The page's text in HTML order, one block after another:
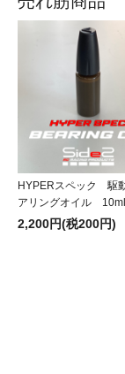
HYPERスペック 駆
アリングオイル 10ml
2,200円(税200円)